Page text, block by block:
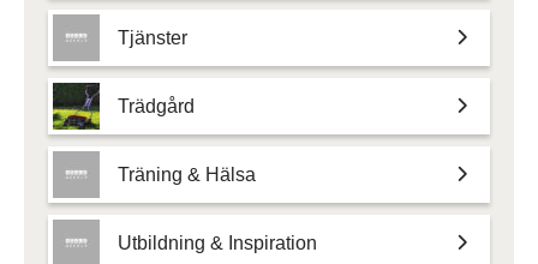
Tjänster
Trädgård
Träning & Hälsa
Utbildning & Inspiration